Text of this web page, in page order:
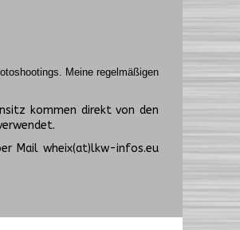
Meine regelmäßigen
kommen direkt von den
Mail wheix(at)lkw-infos.eu